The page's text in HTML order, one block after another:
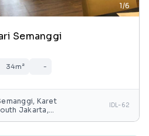
1/6
Semanggi
34m² -
Karet
Jakarta,
IDL-62